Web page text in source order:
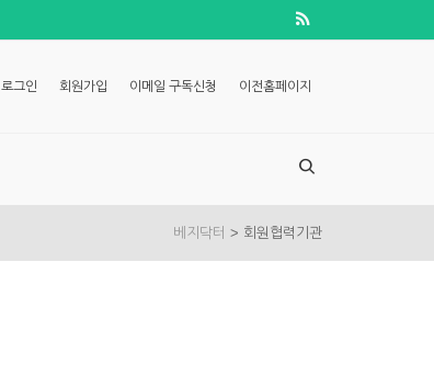
로그인 회원가입 이메일 구독신청 이전홈페이지
베지닥터 > 회원협력기관